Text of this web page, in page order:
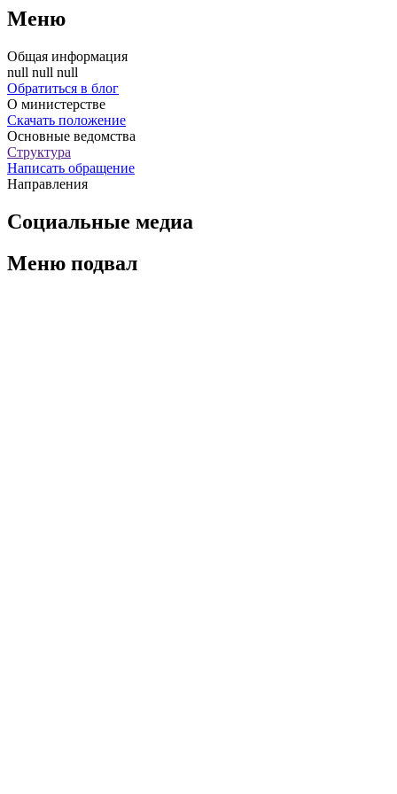
Меню
Общая информация
null null null
Обратиться в блог
О министерстве
Скачать положение
Основные ведомства
Структура
Написать обращение
Направления
Социальные медиа
Меню подвал